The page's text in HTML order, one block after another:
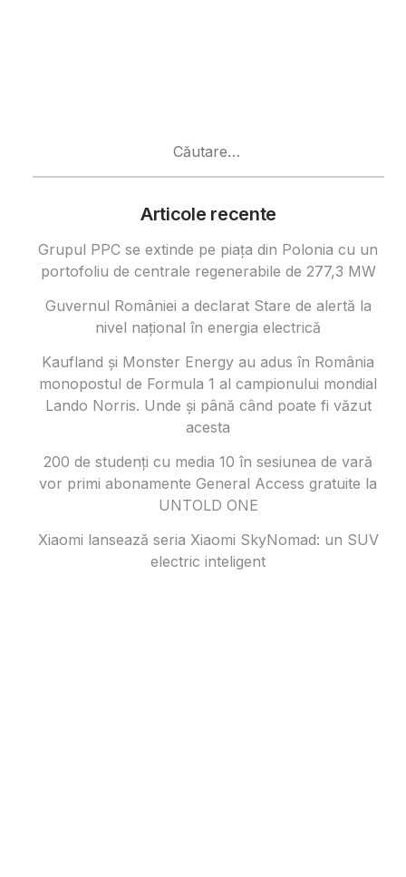
Articole recente
Grupul PPC se extinde pe piața din Polonia cu un
portofoliu de centrale regenerabile de 277,3 MW
Guvernul României a declarat Stare de alertă la
nivel național în energia electrică
Kaufland și Monster Energy au adus în România
monopostul de Formula 1 al campionului mondial
Lando Norris. Unde și până când poate fi văzut
acesta
200 de studenți cu media 10 în sesiunea de vară
vor primi abonamente General Access gratuite la
UNTOLD ONE
Xiaomi lansează seria Xiaomi SkyNomad: un SUV
electric inteligent